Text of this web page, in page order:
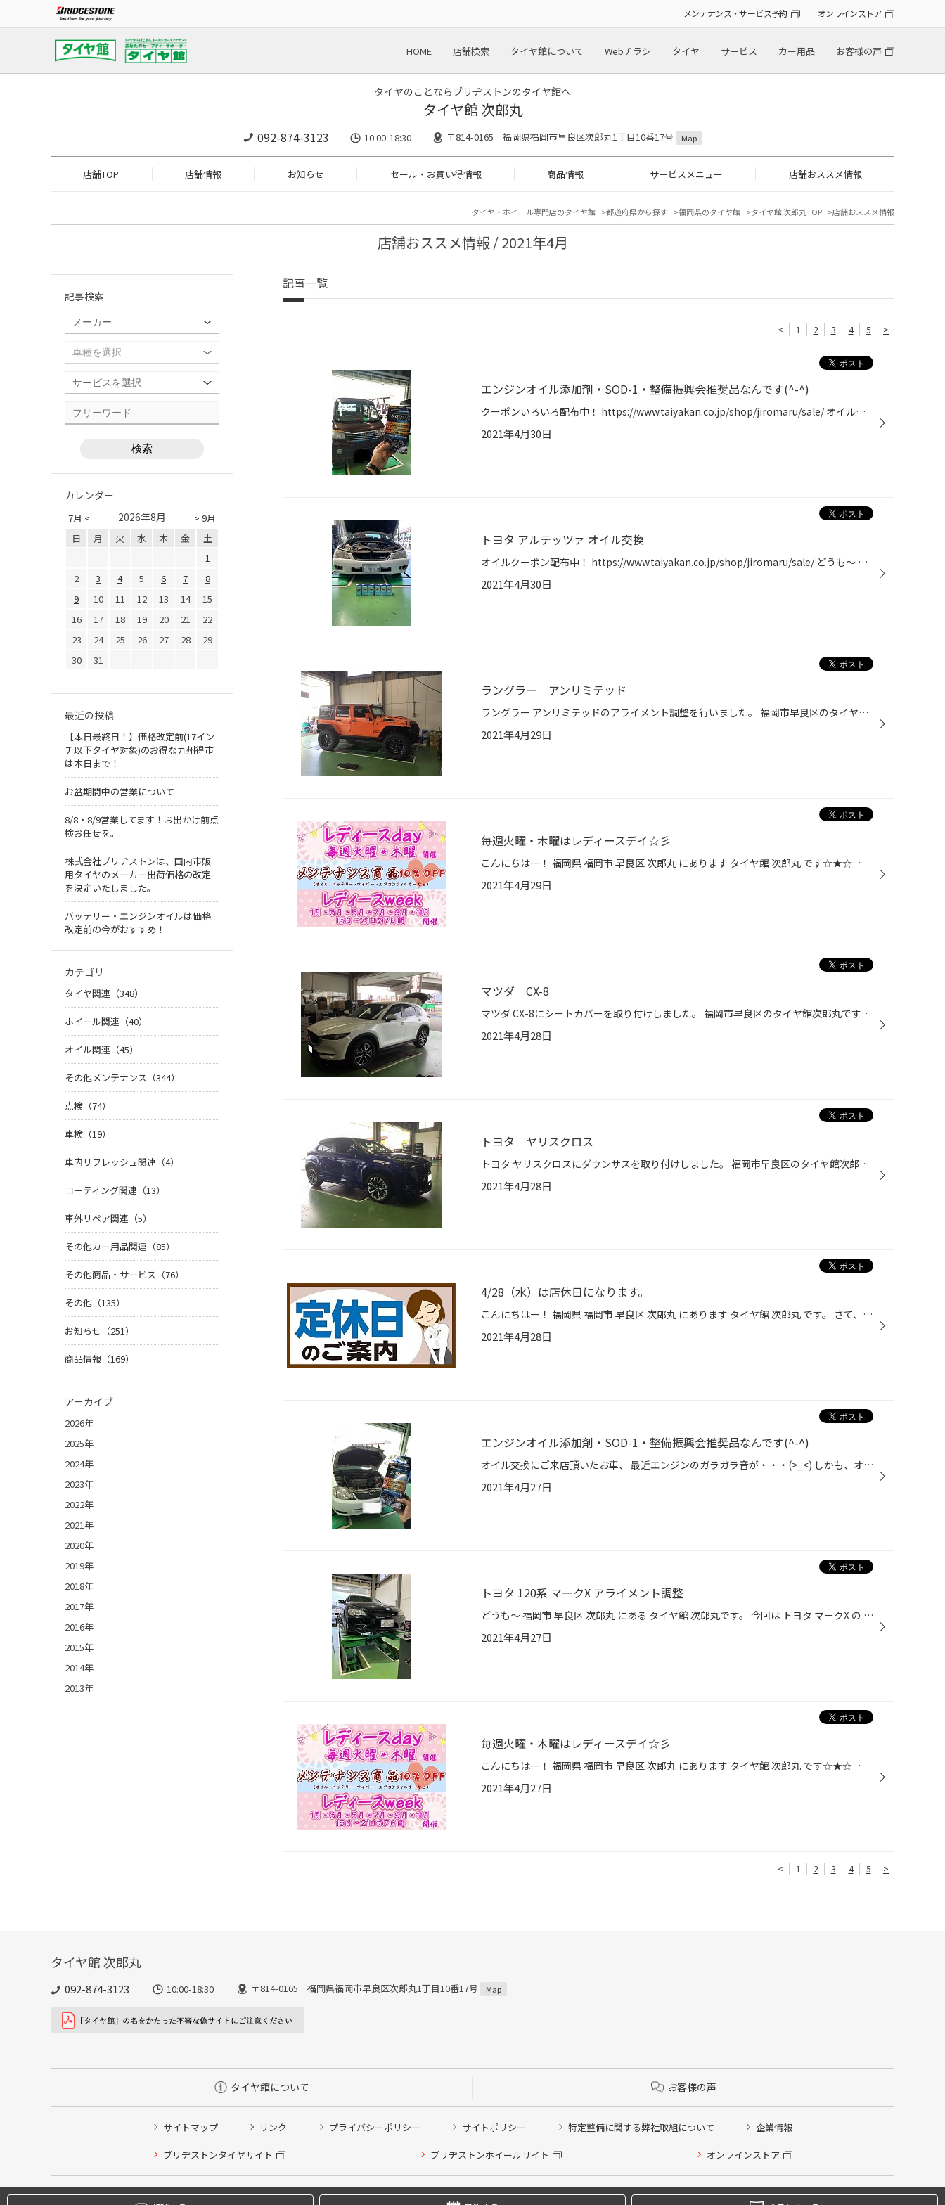
メンテナンス・サービス予約 オンラインストア
HOME 店舗検索 タイヤ館について Webチラシ タイヤ サービス カー用品 お客様の声
タイヤのことならブリヂストンのタイヤ館へ
タイヤ館 次郎丸
092-874-3123 10:00-18:30 〒814-0165 福岡県福岡市早良区次郎丸1丁目10番17号 Map
店舗TOP 店舗情報 お知らせ セール・お買い得情報 商品情報 サービスメニュー 店舗おススメ情報
タイヤ・ホイール専門店のタイヤ館 都道府県から探す 福岡県のタイヤ館 タイヤ館 次郎丸TOP 店舗おススメ情報
店舗おススメ情報 / 2021年4月
記事一覧
< 1 2 3 4 5 >
エンジンオイル添加剤・SOD-1・整備振興会推奨品なんです(^-^)
クーポンいろいろ配布中！ https://www.taiyakan.co.jp/shop/jiromaru/sale/ オイル交換にご来店頂いたお客様より、 エンジンオイルが少しずつ減るんです！と お聞き致しましたので、 オイル漏れ防止の効果もある総合添加剤、 SOD-1をご提案致しました(^-^) エンジン内部保護から、エンジン音の静粛...
2021年4月30日
トヨタ アルテッツァ オイル交換
オイルクーポン配布中！ https://www.taiyakan.co.jp/shop/jiromaru/sale/ どうも〜 福岡市 早良区 次郎丸 にある タイヤ館 次郎丸です。 今回は トヨタ アルテッツァの オイル交換を行いました^ ^ オイルはニューテック NC50とNC51を混ぜての 交換です^ ^ 「木の葉モール」に割と近い タイヤ館 次...
2021年4月30日
ラングラー アンリミテッド
ラングラー アンリミテッドのアライメント調整を行いました。 福岡市早良区のタイヤ館次郎丸です⤴︎ 輸入車のアライメント調整もお任せください！ ありがとうございました。
2021年4月29日
毎週火曜・木曜はレディースデイ☆彡
こんにちはー！ 福岡県 福岡市 早良区 次郎丸 にあります タイヤ館 次郎丸 です☆★☆ さて、本日4/29（木）はレディースデイとなっております。 メンテナンス商品…エンジンオイル・バッテリー・ワイパーなどなど。 通常の価格より10％OFFになります♪ お車の 安全点検 も実施しております！ メンテナン...
2021年4月29日
マツダ CX-8
マツダ CX-8にシートカバーを取り付けしました。 福岡市早良区のタイヤ館次郎丸です⤴︎ コレが、クラッチィオのシートカバーで こうなりました♪ 汚れ防止やイメージチェンジにいいですね⤴︎ ありがとうございました。
2021年4月28日
トヨタ ヤリスクロス
トヨタ ヤリスクロスにダウンサスを取り付けしました。 福岡市早良区のタイヤ館次郎丸です。 人気のSUV ヤリスクロスですが、フルエアロだとちょっと腰高。 そこで、コレに RS-RのTi-2000を取り付けしました！ 約30mmのダウンで引き締まった印象♪ アライメント調整ももちろん行いました。 ありがと...
2021年4月28日
4/28（水）は店休日になります。
こんにちはー！ 福岡県 福岡市 早良区 次郎丸 にあります タイヤ館 次郎丸 です。 さて、誠に勝手ではございますが…店休日のお知らせです。 本日4/28（水）を店休日とさせていただきます。 何卒ご理解ご協力の程よろしくお願い申し上げます。
2021年4月28日
エンジンオイル添加剤・SOD-1・整備振興会推奨品なんです(^-^)
オイル交換にご来店頂いたお車、 最近エンジンのガラガラ音が・・・(>_<) しかも、オイル漏れもしてて・・・(>_<) とご相談頂きましたので、 オイル漏れ防止効果、エンジン音の静粛性向上 効果もあるエンジンオイル総合添加剤、 SOD-1をご提案(^-^) 一回切りではなく継続的に入れて頂くのが 理想的...
2021年4月27日
トヨタ 120系 マークX アライメント調整
どうも〜 福岡市 早良区 次郎丸 にある タイヤ館 次郎丸です。 今回は トヨタ マークX の アライメント調整を行いました^ ^ 「木の葉モール」に割と近い タイヤ館 次郎丸にお任せあれ(^_-)-☆ --------------------------------------- 〒814-0165 福岡市 早良区 次郎丸 1丁目10-17 TEL 092-874-3...
2021年4月27日
毎週火曜・木曜はレディースデイ☆彡
こんにちはー！ 福岡県 福岡市 早良区 次郎丸 にあります タイヤ館 次郎丸 です☆★☆ さて、本日4/27（火）はレディースデイとなっております。 メンテナンス商品…エンジンオイル・バッテリー・ワイパーなどなど。 通常の価格より10％OFFになります♪ お車の 安全点検 も実施しております！ メンテナン...
2021年4月27日
< 1 2 3 4 5 >
記事検索
カレンダー
7月 < > 9月
2026年8月
日 月 火 水 木 金
土
1
2
3 4 5 6 7
8
9
10 11 12 13 14
15
16
17 18 19 20 21
22
23
24 25 26 27 28
29
30
31
最近の投稿
【本日最終日！】価格改定前(17イン
チ以下タイヤ対象)のお得な九州得市
は本日まで！
お盆期間中の営業について
8/8・8/9営業してます！お出かけ前点
検お任せを。
株式会社ブリヂストンは、国内市販
用タイヤのメーカー出荷価格の改定
を決定いたしました。
バッテリー・エンジンオイルは価格
改定前の今がおすすめ！
カテゴリ
タイヤ関連（348）
ホイール関連（40）
オイル関連（45）
その他メンテナンス（344）
点検（74）
車検（19）
車内リフレッシュ関連（4）
コーティング関連（13）
車外リペア関連（5）
その他カー用品関連（85）
その他商品・サービス（76）
その他（135）
お知らせ（251）
商品情報（169）
アーカイブ
2026年
2025年
2024年
2023年
2022年
2021年
2020年
2019年
2018年
2017年
2016年
2015年
2014年
2013年
タイヤ館 次郎丸
092-874-3123 10:00-18:30 〒814-0165 福岡県福岡市早良区次郎丸1丁目10番17号 Map
タイヤ館について お客様の声
サイトマップ リンク プライバシーポリシー サイトポリシー 特定整備に関する弊社取組について 企業情報
ブリヂストンタイヤサイト ブリヂストンホイールサイト オンラインストア
Copyright © 2024 Bridgestone Retail Co.,Ltd. All rights Reserved.
タイヤ点検・安全点検/タイヤ履き替え/オイル交換/その他ピット作業の予約
クローク契約会員専用タイヤ履き替え※タイヤ履き替えを希望のクローク契約会員の方はこちらを選択ください
本日のタイヤ履き替え順番待ち予約 ※クローク契約会員の方はご利用いただけません